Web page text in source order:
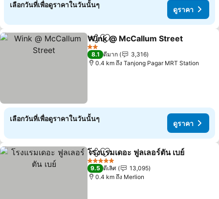
เลือกวันที่เพื่อดูราคาในวันนั้นๆ
ดูราคา
แชร์ เพิ่มในรายการโปรด
Wink @ McCallum Street
2 ดาว
8.1 ดีมาก
3,316
0.4 km ถึง Tanjong Pagar MRT Station
เลือกวันที่เพื่อดูราคาในวันนั้นๆ
ดูราคา
แชร์ เพิ่มในรายการโปรด
โรงแรมเดอะ ฟูลเลอร์ตัน เบย์
5 ดาว
9.5 ดีเลิศ
13,095
0.4 km ถึง Merlion